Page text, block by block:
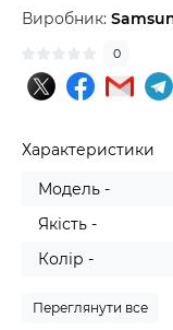
Виробник:
0
Характеристики
Модель -
Якість -
Колір -
Переглянути все